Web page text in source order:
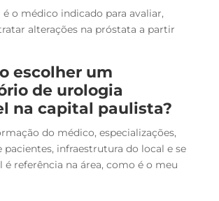
é o médico indicado para avaliar,
alterações na próstata a partir
escolher um
de urologia
na capital paulista?
do médico, especializações,
pacientes, infraestrutura do local e se
é referência na área, como é o meu